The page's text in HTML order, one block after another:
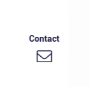
Contact